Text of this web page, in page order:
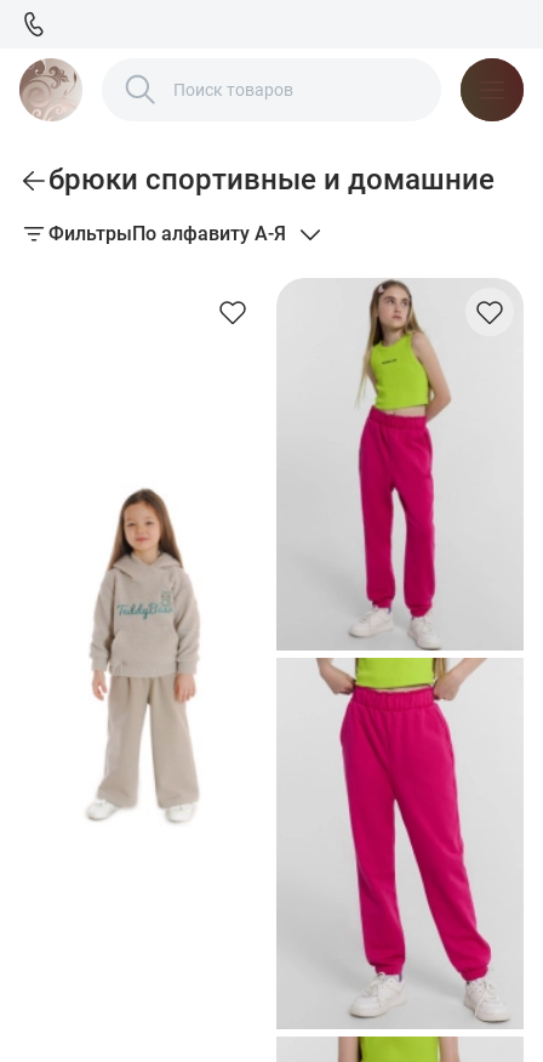
брюки спортивные и домашние
ФильтрыПо алфавиту А-Я